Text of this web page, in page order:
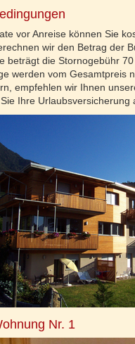
vor Anreise können Sie
wir den Betrag der
beträgt die Stornogebühr
werden vom Gesamtpreis
empfehlen wir Ihnen
Ihre Urlaubsversicherung
Nr. 1